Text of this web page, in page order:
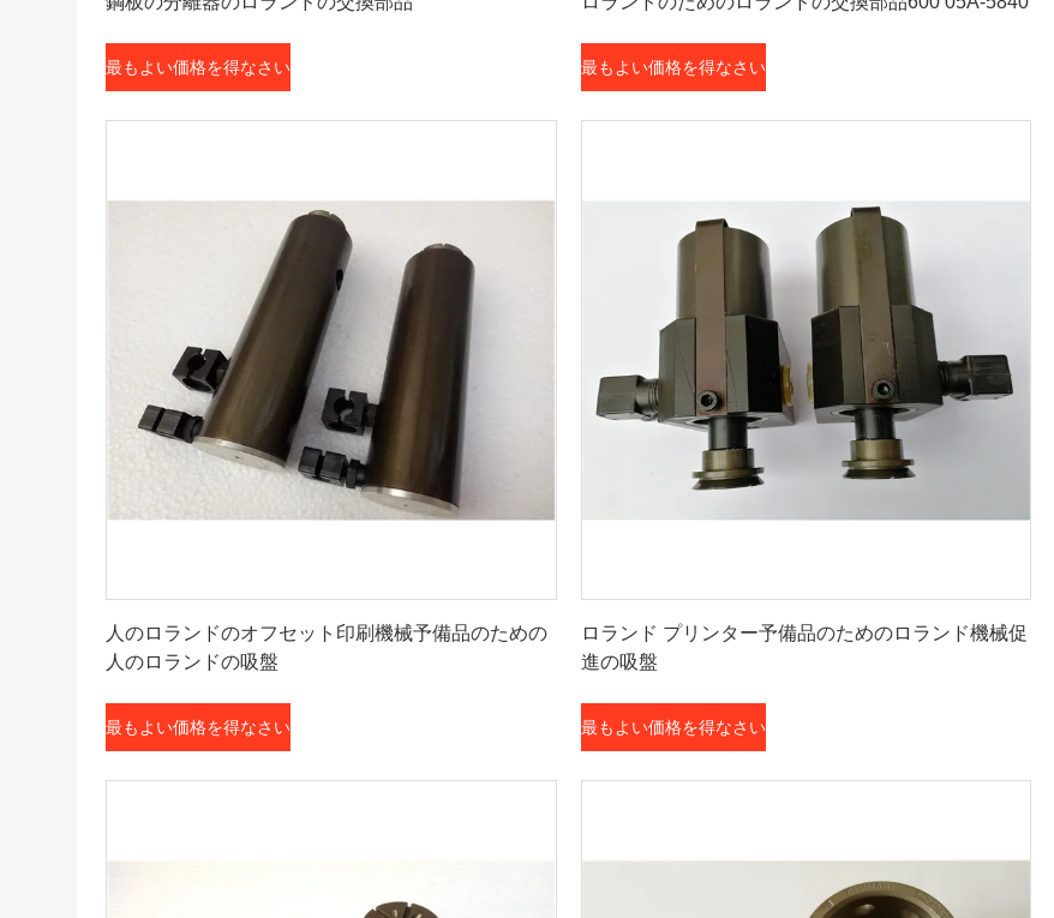
最もよい価格を得なさい 最もよい価格を得なさい
人のロランドのオフセット印刷機械予備品のための
人のロランドの吸盤
最もよい価格を得なさい
ロランド プリンター予備品のためのロランド機械促
進の吸盤
最もよい価格を得なさい